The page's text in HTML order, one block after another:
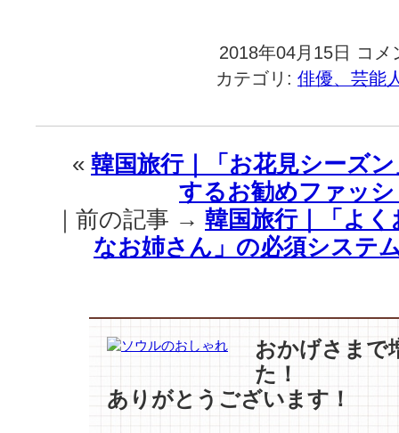
2018年04月15日
韓
国
旅
｜
敵
な
お
姉
さ
イ
ェ
ジ
コメ
カテゴリ: 俳優、芸能
« 韓国旅行｜「お花見シーズ
するお勧めファッ
｜前の記事 → 韓国旅行｜「よ
なお姉さん」の必須システ
おかげさまで
た！
ありがとうございます！